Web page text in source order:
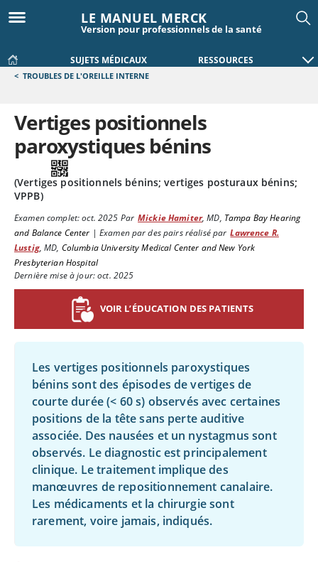
LE MANUEL MERCK
Version pour professionnels de la santé
SUJETS MÉDICAUX RESSOURCES
< TROUBLES DE L'OREILLE INTERNE
Vertiges positionnels
paroxystiques bénins
(Vertiges positionnels bénins; vertiges posturaux bénins;
VPPB)
Examen complet:oct. 2025 Par Mickie Hamiter,MD, Tampa Bay Hearing
and Balance Center | Examen par des pairs réalisé par Lawrence R.
Lustig,MD, Columbia University Medical Center and New York
Presbyterian Hospital
Dernière mise à jour: oct. 2025
VOIR L’ÉDUCATION DES PATIENTS
Les vertiges positionnels paroxystiques
bénins sont des épisodes de vertiges de
courte durée (< 60 s) observés avec certaines
positions de la tête sans perte auditive
associée. Des nausées et un nystagmus sont
observés. Le diagnostic est principalement
clinique. Le traitement implique des
manœuvres de repositionnement canalaire.
Les médicaments et la chirurgie sont
rarement, voire jamais, indiqués.